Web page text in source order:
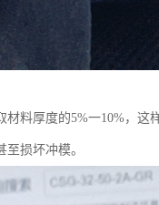
料厚度的5%一10%，这
损坏冲模。